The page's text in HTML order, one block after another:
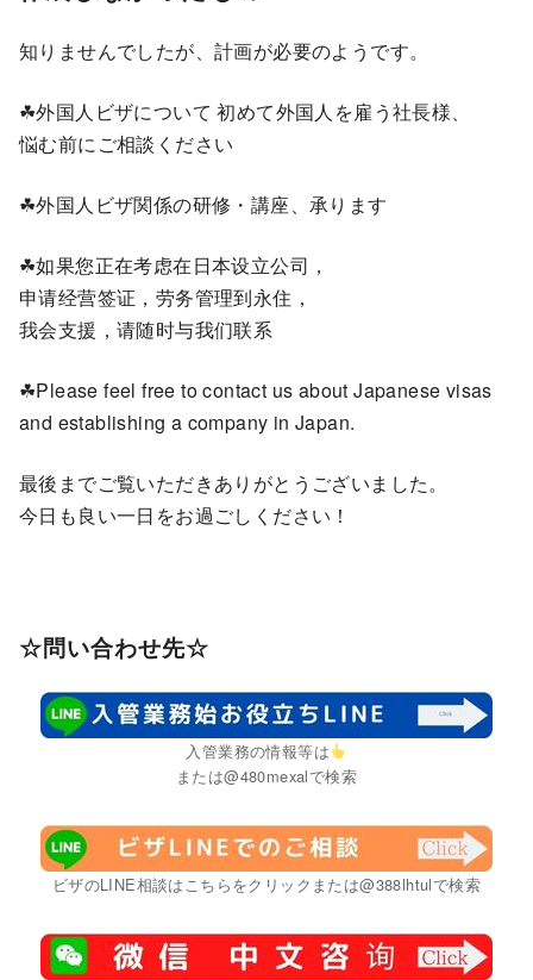
知りませんでしたが、計画が必要のようです。
☘外国人ビザについて 初めて外国人を雇う社長様、
悩む前にご相談ください
☘外国人ビザ関係の研修・講座、承ります
☘如果您正在考虑在日本设立公司，
申请经营签证，劳务管理到永住，
我会支援，请随时与我们联系
☘Please feel free to contact us about Japanese visas
and establishing a company in Japan.
最後までご覧いただきありがとうございました。
今日も良い一日をお過ごしください！
☆問い合わせ先☆
入管業務の情報等は
または@480mexalで検索
ビザのLINE相談はこちらをクリックまたは@388lhtulで検索